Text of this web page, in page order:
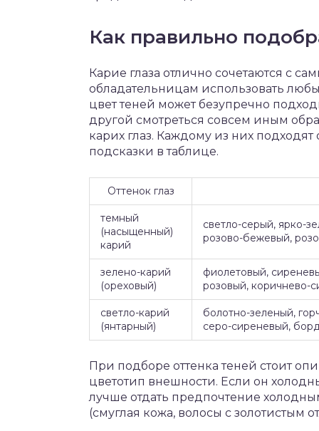
Как правильно
Карие глаза отлично сочетаются с
обладательницам использовать
цвет теней может безупречно
другой смотреться совсем иным
карих глаз. Каждому из них
подсказки в таблице.
Оттенок глаз
темный
(насыщенный)
карий
светло-серый, ярко-
розово-бежевый,
зелено-карий
(ореховый)
фиолетовый,
розовый, коричнево-
светло-карий
(янтарный)
болотно-зеленый,
серо-сиреневый,
При подборе оттенка теней стоит
цветотип внешности. Если он
лучше отдать предпочтение
(смуглая кожа, волосы с золотистым